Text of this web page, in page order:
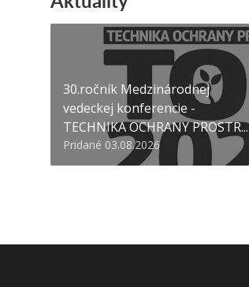
30.ročník Medzinárodnej
vedeckej konferencie -
TECHNIKA OCHRANY PROSTR...
Pridané 03.08.2026